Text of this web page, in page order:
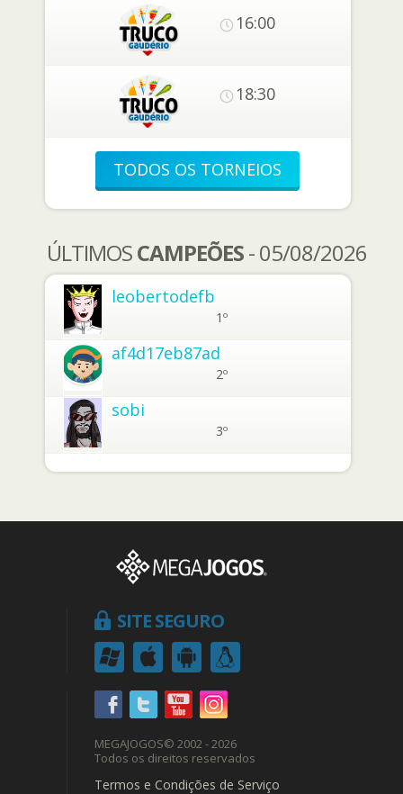
16:00
18:30
TODOS OS TORNEIOS
ÚLTIMOSCAMPEÕES- 05/08/2026
leobertodefb
1º
af4d17eb87ad
2º
sobi
3º
SITE SEGURO
MEGAJOGOS© 2002 - 2026
Todos os direitos reservados
Termos e Condições de Serviço